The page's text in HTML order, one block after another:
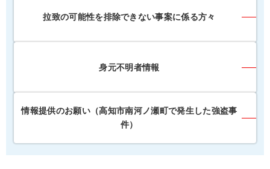
拉致の可能性を排除できない事案に係る方々
身元不明者情報
情報提供のお願い（高知市南河ノ瀬町で発生した強盗事
件）